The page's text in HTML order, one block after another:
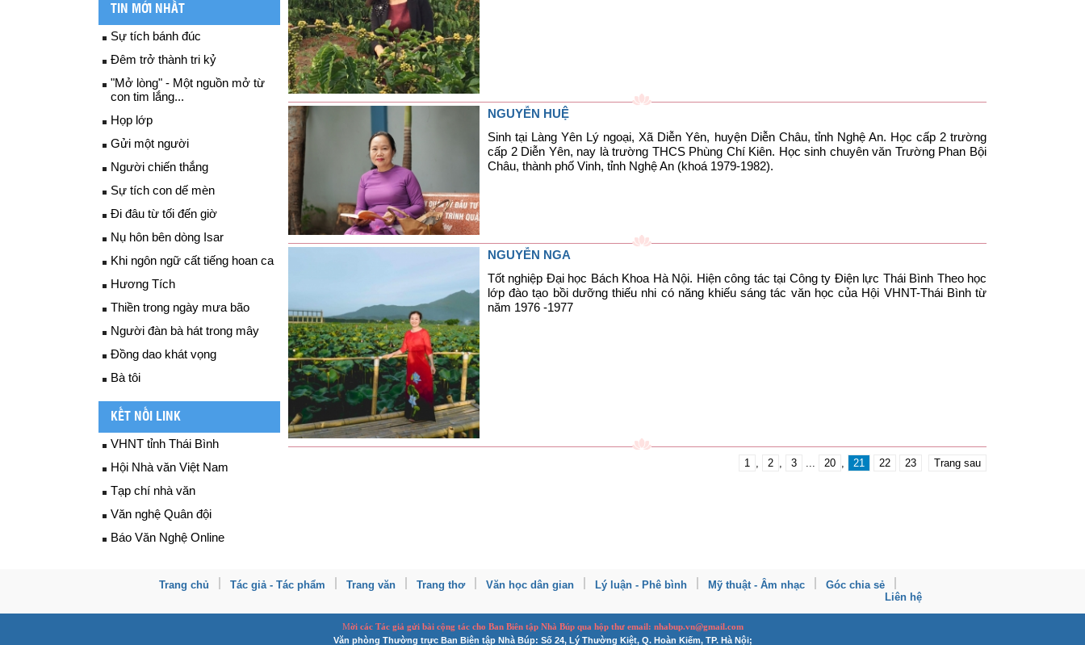
TIN MỚI NHẤT
Sự tích bánh đúc
Đêm trở thành tri kỷ
"Mở lòng" - Một nguồn mở từ
con tim lắng...
Họp lớp
Gửi một người
Người chiến thắng
Sự tích con dế mèn
Đi đâu từ tối đến giờ
Nụ hôn bên dòng Isar
Khi ngôn ngữ cất tiếng hoan ca
Hương Tích
Thiền trong ngày mưa bão
Người đàn bà hát trong mây
Đồng dao khát vọng
Bà tôi
KẾT NỐI LINK
VHNT tỉnh Thái Bình
Hội Nhà văn Việt Nam
Tạp chí nhà văn
Văn nghệ Quân đội
Báo Văn Nghệ Online
NGUYỄN HUỆ
Sinh tại Làng Yên Lý ngoại, Xã Diễn Yên, huyện Diễn Châu, tỉnh Nghệ An. Học cấp 2 trường
cấp 2 Diễn Yên, nay là trường THCS Phùng Chí Kiên. Học sinh chuyên văn Trường Phan Bội
Châu, thành phố Vinh, tỉnh Nghệ An (khoá 1979-1982).
NGUYỄN NGA
Tốt nghiệp Đại học Bách Khoa Hà Nội. Hiện công tác tại Công ty Điện lực Thái Bình Theo học
lớp đào tạo bồi dưỡng thiếu nhi có năng khiếu sáng tác văn học của Hội VHNT-Thái Bình từ
năm 1976 -1977
1 2 3 20 21 22 23 Trang sau
Trang chủ Tác giả - Tác phẩm Trang văn Trang thơ Văn học dân gian Lý luận - Phê bình Mỹ thuật - Âm nhạc
Góc chia sẻ
Liên hệ
Mời các Tác giả gửi bài cộng táccho Ban Biên tập Nhà Búp qua hộp thư email: nhabup.vn@gmail.com
Văn phòng Thường trực Ban Biên tập Nhà Búp: Số 24, Lý Thường Kiệt, Q. Hoàn Kiếm, TP. Hà Nội;